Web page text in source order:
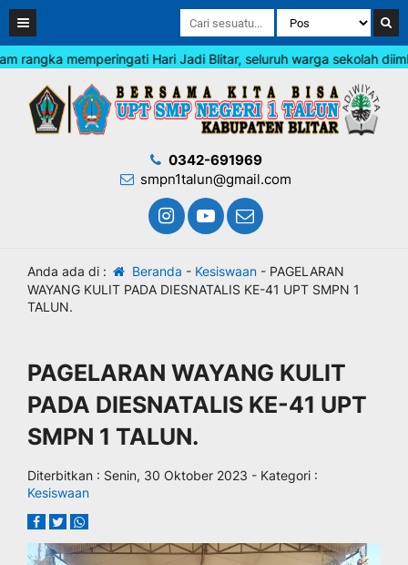
memperingati Hari Jadi Blitar, seluruh warga sekolah
0342-691969
smpn1talun@gmail.com
Anda ada di : Beranda - Kesiswaan- PAGELARAN
WAYANG KULIT PADA DIESNATALIS KE-41 UPT SMPN 1
TALUN.
PAGELARAN WAYANG KULIT
PADA DIESNATALIS KE-41 UPT
SMPN 1 TALUN.
Diterbitkan : Senin, 30 Oktober 2023 - Kategori :
Kesiswaan